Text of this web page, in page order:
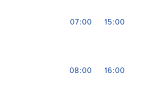
07:00 15:00
08:00 16:00